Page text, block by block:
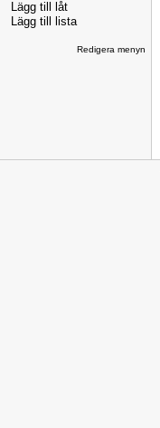
Lägg till låt
Lägg till lista
Redigera menyn